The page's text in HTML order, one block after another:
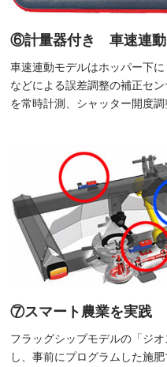
⑥計量器付き 車速連動
車速連動モデルはホッパー下
などによる誤差調整の補正セ
を常時計測、シャッター開度調
⑦スマート農業を実践
フラッグシップモデルの「ジ
し、事前にプログラムした施